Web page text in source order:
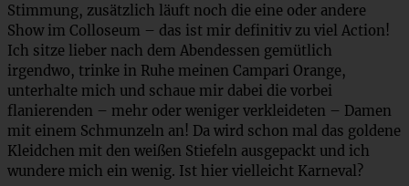
Stimmung, zusätzlich läuft noch die eine oder andere
Show im Colloseum – das ist mir definitiv zu viel Action!
Ich sitze lieber nach dem Abendessen gemütlich
irgendwo, trinke in Ruhe meinen Campari Orange,
unterhalte mich und schaue mir dabei die vorbei
flanierenden – mehr oder weniger verkleideten – Damen
mit einem Schmunzeln an! Da wird schon mal das goldene
Kleidchen mit den weißen Stiefeln ausgepackt und ich
wundere mich ein wenig. Ist hier vielleicht Karneval?